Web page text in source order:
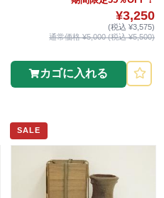
¥3,250
(税込 ¥3,575)
通常価格 ¥5,000 (税込 ¥5,500)
カゴに入れる
SALE